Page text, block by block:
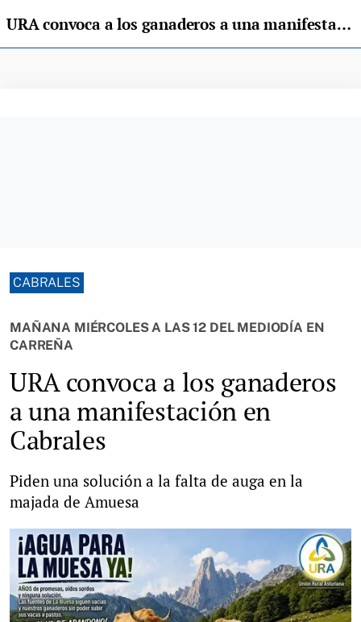
URA convoca a los ganaderos a una manifestación en Cabrales
CABRALES
MAÑANA MIÉRCOLES A LAS 12 DEL MEDIODÍA EN
CARREÑA
URA convoca a los ganaderos
a una manifestación en
Cabrales
Piden una solución a la falta de auga en la
majada de Amuesa